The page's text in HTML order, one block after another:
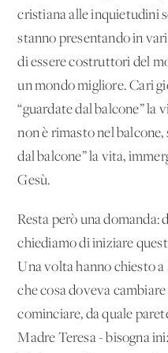
cristiana alle inquietudini
stanno presentando in
di essere costruttori del
un mondo migliore. Cari
“guardate dal balcone” la
non è rimasto nel balcone,
dal balcone” la vita,
Gesù.
Resta però una domanda:
chiediamo di iniziare
Una volta hanno chiesto
che cosa doveva
cominciare, da quale
Madre Teresa - bisogna